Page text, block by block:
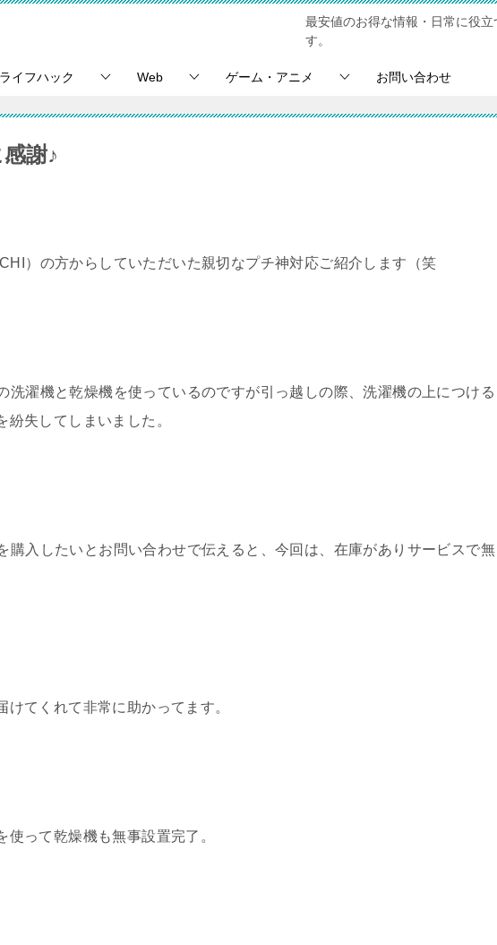
最安値のお得な情報・日常に役
す。
ライフハック Web ゲーム・アニメ お問い合わせ
謝♪
）の方からしていただいた親切なプチ神対応ご紹介します（笑
洗濯機と乾燥機を使っているのですが引っ越しの際、洗濯機の上につける
失してしまいました。
購入したいとお問い合わせで伝えると、今回は、在庫がありサービスで無
てくれて非常に助かってます。
って乾燥機も無事設置完了。